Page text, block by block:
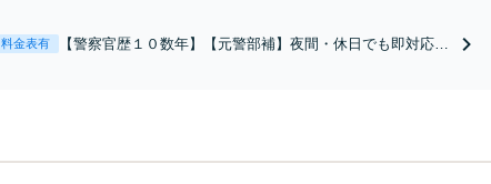
料金表有
【警察官歴１０数年】【元警部補】夜間・休日でも即対応！